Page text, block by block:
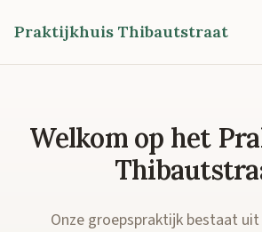
Praktijkhuis Thibautstraat
Welkom op het
Onze groepspraktijk bestaat